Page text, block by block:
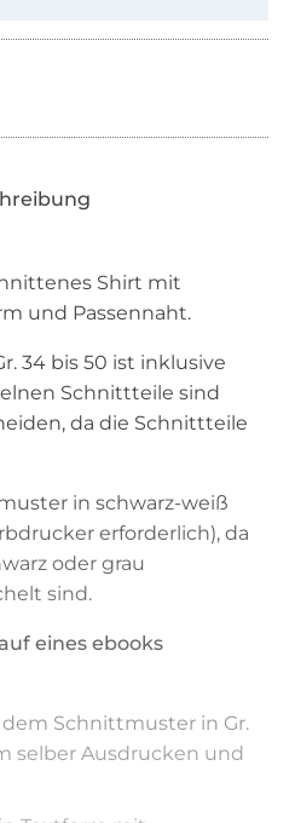
Shirt mit
und Passennaht.
34 bis 50 ist inklusive
Schnittteile sind
da die Schnittteile
in schwarz-weiß
erforderlich), da
oder grau
sind.
eines ebooks
Schnittmuster in Gr.
selber Ausdrucken und